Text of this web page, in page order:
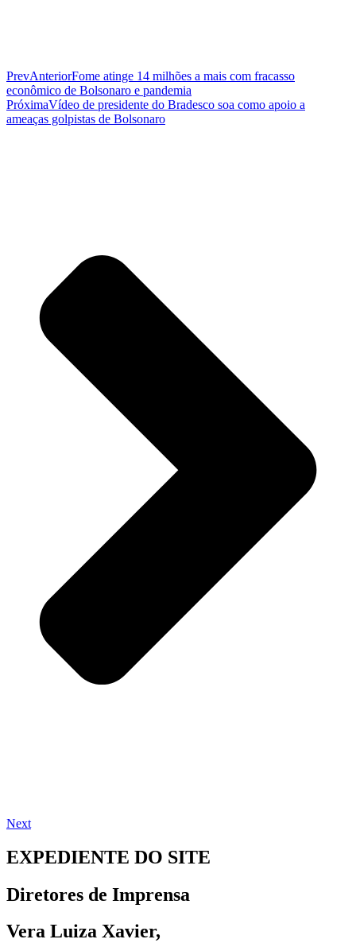
PrevAnteriorFome atinge 14 milhões a mais com fracasso
econômico de Bolsonaro e pandemia
PróximaVídeo de presidente do Bradesco soa como apoio a
ameaças golpistas de Bolsonaro
Next
EXPEDIENTE DO SITE
Diretores de Imprensa
Vera Luiza Xavier,